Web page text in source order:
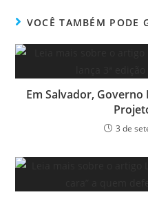
VOCÊ TAMBÉM PODE
Em Salvador, Governo
3 de